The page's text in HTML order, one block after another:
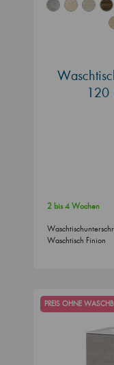
120
2 bis 4 Wochen
Waschtisch Finion
PREIS OHNE